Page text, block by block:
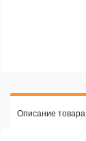
Описание товара